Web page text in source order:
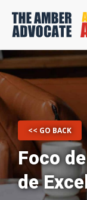
Foco
de
<< GO BACK